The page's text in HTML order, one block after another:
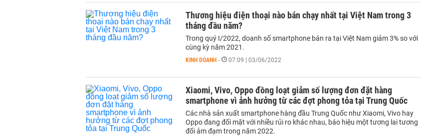
Thương hiệu điện thoại nào bán chạy nhất tại Việt Nam trong 3
tháng đầu năm?
Trong quý I/2022, doanh số smartphone bán ra tại Việt Nam giảm 3% so với
cùng kỳ năm 2021.
KINH DOANH - 07:09 | 03/06/2022
Xiaomi, Vivo, Oppo đồng loạt giảm số lượng đơn đặt hàng
smartphone vì ảnh hưởng từ các đợt phong tỏa tại Trung Quốc
Các nhà sản xuất smartphone hàng đầu Trung Quốc như Xiaomi, Vivo hay
Oppo đang đối mặt với nhiều rủi ro khác nhau, báo hiệu một tương lai tương
đối ảm đạm trong năm 2022.